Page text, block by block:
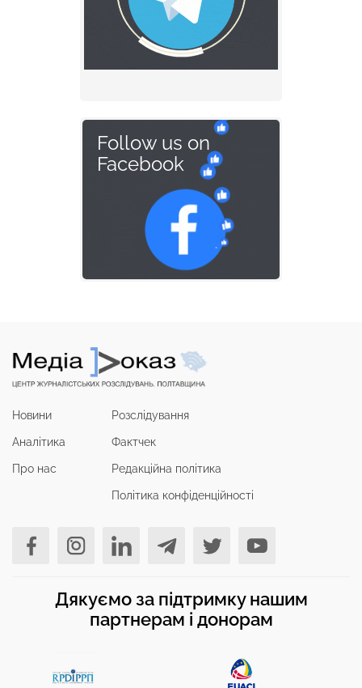
Follow us on
Facebook
Новини
Аналітика
Про нас
Розслідування
Фактчек
Редакційна політика
Політика конфіденційності
Дякуємо за підтримку нашим
партнерам і донорам